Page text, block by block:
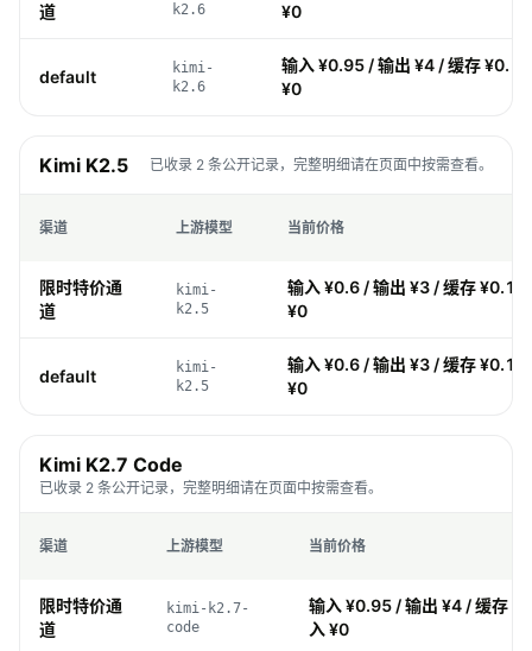
道
k2.6
¥0
default
kimi-
k2.6
输入 ¥0.95 / 输出 ¥4 / 缓存
¥0
Kimi K2.5 已收录 2 条公开记录，完整明细请在页面中按需查看。
渠道 上游模型 当前价格
限时特价通
道
kimi-
k2.5
输入 ¥0.6 / 输出 ¥3 / 缓存 ¥0.1 /
¥0
default
kimi-
k2.5
输入 ¥0.6 / 输出 ¥3 / 缓存 ¥0.1 /
¥0
Kimi K2.7 Code
已收录 2 条公开记录，完整明细请在页面中按需查看。
渠道 上游模型 当前价格
限时特价通
道
kimi-k2.7-
code
输入 ¥0.95 / 输出 ¥4 / 缓存
入 ¥0